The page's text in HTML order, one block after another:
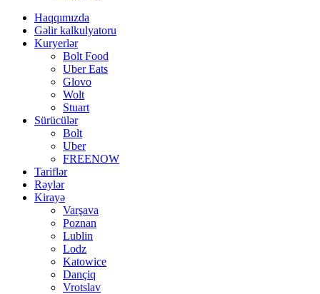
Haqqımızda
Gəlir kalkulyatoru
Kuryerlər
Bolt Food
Uber Eats
Glovo
Wolt
Stuart
Sürücülər
Bolt
Uber
FREENOW
Tariflər
Rəylər
Kirayə
Varşava
Poznan
Lublin
Lodz
Katowice
Dançiq
Vrotslav